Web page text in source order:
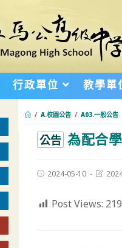
行政單位 教學單
/ A.校園公告 / A03.一般公告
公告 為配合
Post2024-05-10
Post
Post Views: 219